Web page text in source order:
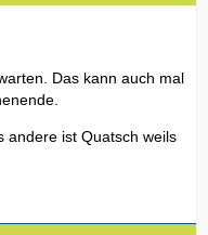
Das kann auch mal
andere ist Quatsch weils